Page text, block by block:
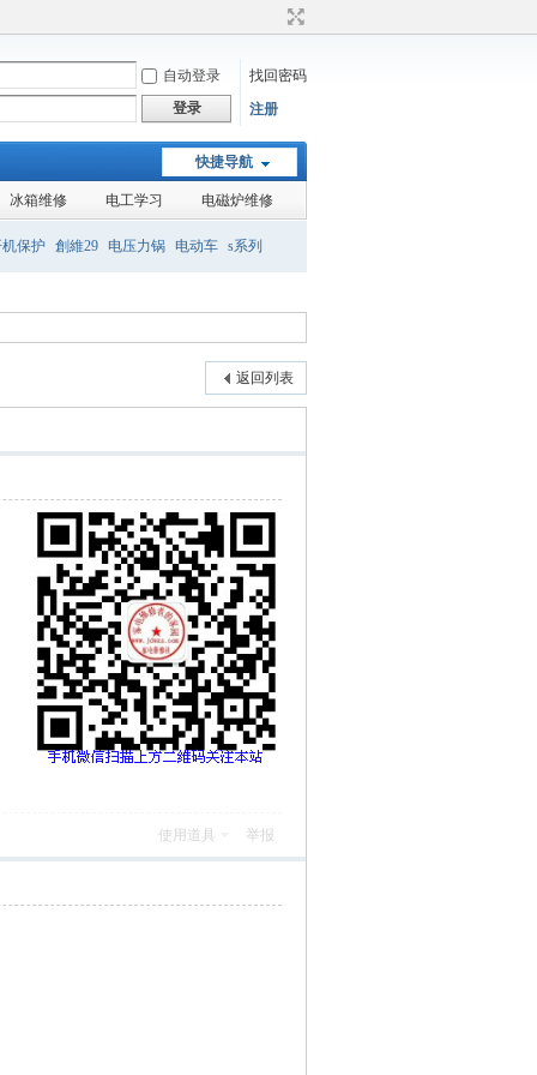
自动登录
找回密码
登录
注册
快捷导航
冰箱维修 电工学习 电磁炉维修
保护 創維29 电压力锅 电动车 s系列
返回列表
使用道具 举报